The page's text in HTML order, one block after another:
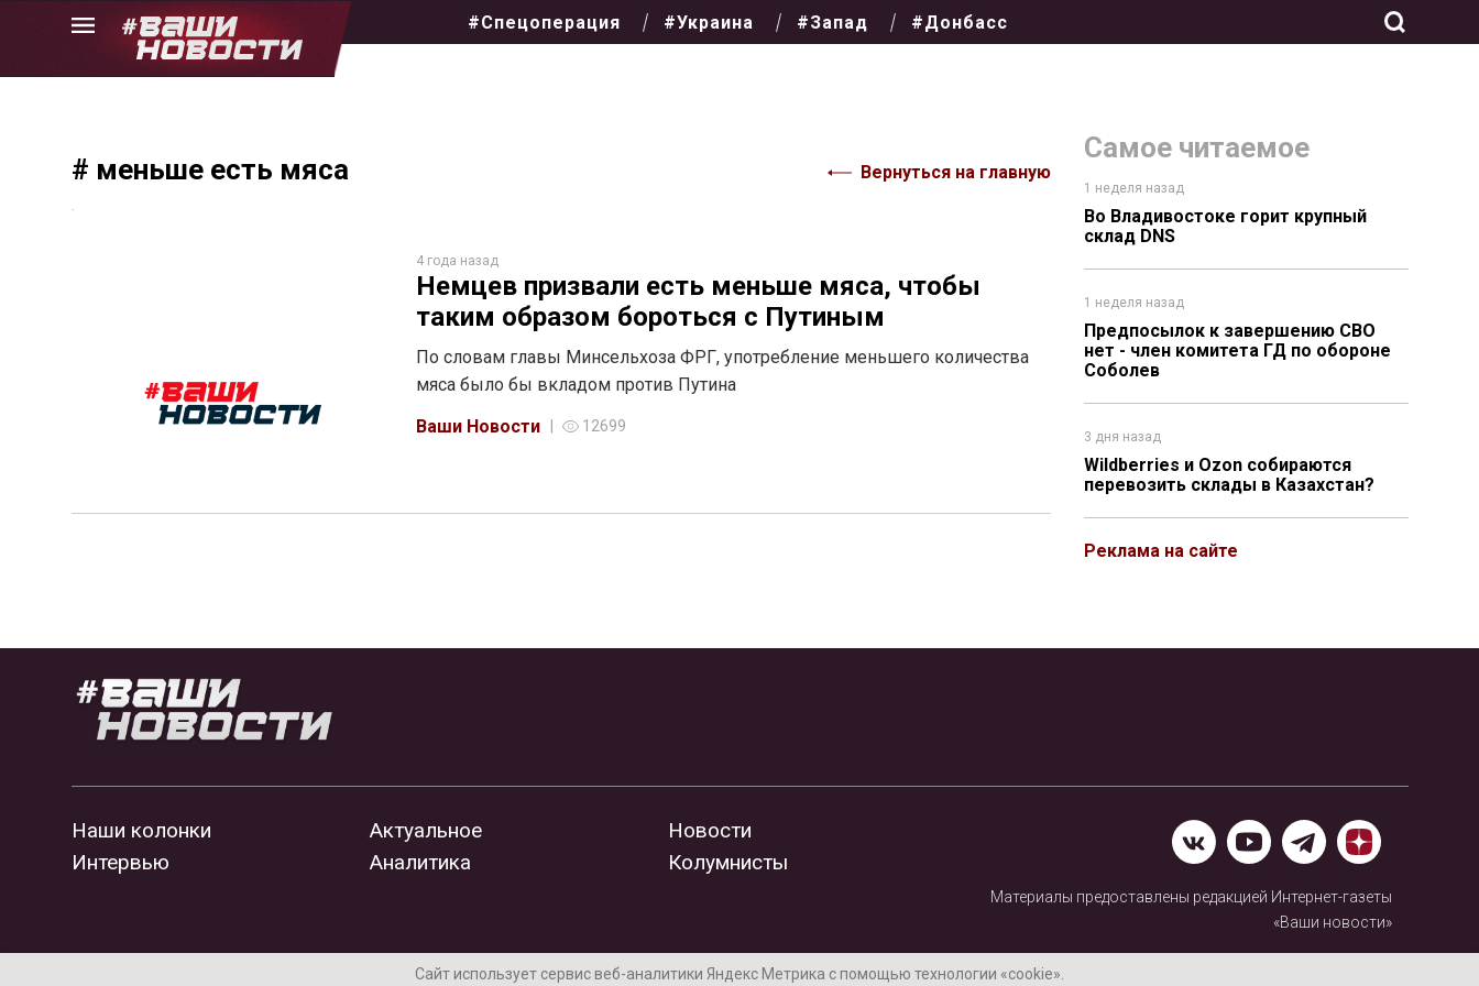
Skip
#Спецоперация #Украина #Запад #Донбасс
# меньше есть мяса Вернуться на главную
4 года назад
Немцев призвали есть меньше мяса, чтобы
таким образом бороться с Путиным
По словам главы Минсельхоза ФРГ, употребление меньшего количества
мяса было бы вкладом против Путина
Ваши Новости
12699
Самое читаемое
1 неделя назад
Во Владивостоке горит крупный
склад DNS
1 неделя назад
Предпосылок к завершению СВО
нет - член комитета ГД по обороне
Соболев
3 дня назад
Wildberries и Ozon собираются
перевозить склады в Казахстан?
Реклама на сайте
Наши колонки
Интервью
Актуальное
Аналитика
Новости
Колумнисты
Материалы предоставлены редакцией Интернет-газеты
«Ваши новости»
Нашли ошибку? Выделите ее и нажмите Ctrl+Enter
Сайт использует сервис веб-аналитики Яндекс Метрика с помощью технологии «cookie».